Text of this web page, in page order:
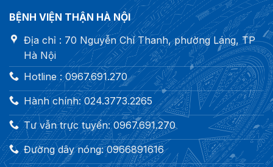
BỆNH VIỆN THẬN HÀ NỘI
Địa chỉ : 70 Nguyễn Chí Thanh, phường Láng, TP
Hà Nội
Hotline : 0967.691.270
Hành chính: 024.3773.2265
Tư vẫn trực tuyến: 0967.691.270
Đường dây nóng: 0966891616